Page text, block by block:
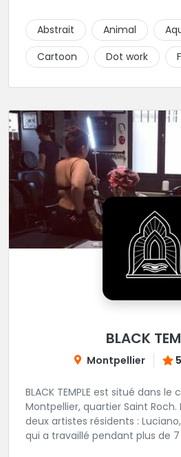
souhaitant se faire tatouer de
projet entièrement personnalisé. Une pierceuse
présente en Guest environ une
salon.
Abstrait Animal
Cartoon
Dot work
BLACK
Montpellier
BLACK TEMPLE est situé dans
Montpellier, quartier Saint Roch. La boutique compte
deux artistes résidents : Luciano, tatoueur argentin,
qui a travaillé pendant plus de 7